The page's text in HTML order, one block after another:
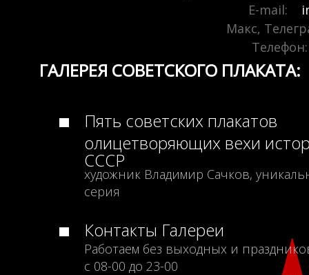
E-mail:
Макс,
Телефон:
ГАЛЕРЕЯ СОВЕТСКОГО ПЛАКАТА:
Пять советских плакатов
олицетворяющих вехи
СССР
художник Владимир Сачков,
серия
Контакты Галереи
Работаем без выходных и
с 08-00 до 23-00